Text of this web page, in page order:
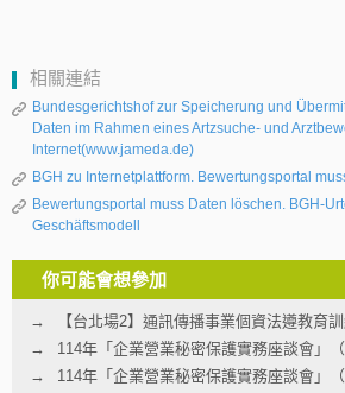
相關連結
Bundesgerichtshof zur Speicherung und
Daten im Rahmen eines Artzsuche- und
Internet(www.jameda.de)
BGH zu Internetplattform. Bewertungsportal
Bewertungsportal muss Daten löschen. BGH-
Geschäftsmodell
你可能會想參加
【台北場2】通訊傳播事業個資法遵教育
114年「企業營業秘密保護實務座談會」（
114年「企業營業秘密保護實務座談會」（